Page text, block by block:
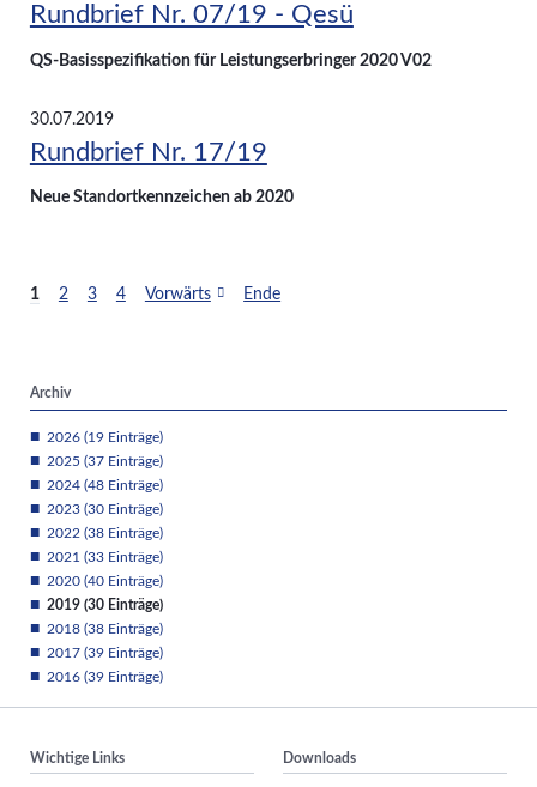
Rundbrief Nr. 07/19 - Qesü
QS-Basisspezifikation für Leistungserbringer 2020 V02
30.07.2019
Rundbrief Nr. 17/19
Neue Standortkennzeichen ab 2020
1 2 3 4 Vorwärts Ende
Archiv
2026 (19 Einträge)
2025 (37 Einträge)
2024 (48 Einträge)
2023 (30 Einträge)
2022 (38 Einträge)
2021 (33 Einträge)
2020 (40 Einträge)
2019 (30 Einträge)
2018 (38 Einträge)
2017 (39 Einträge)
2016 (39 Einträge)
Wichtige Links Downloads